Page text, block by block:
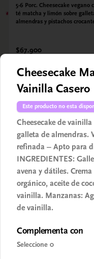
5-6 Porc. Cheesecake vegano
té matcha y limón sobre
almendras y pistachos
$67.900
Conócenos
Despacho
Política de privacidad
Cheesecake
Vainilla Casero
Este producto no esta
Cheesecake de
galleta de almendras.
refinada – Apto para
INGREDIENTES:
avena y dátiles.
orgánico, aceite de
vainilla. Manzanas:
de vainilla.
Complementa con
Seleccione 0